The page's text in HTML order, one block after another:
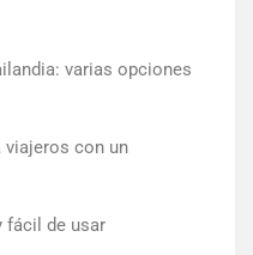
varias opciones
con un
de usar